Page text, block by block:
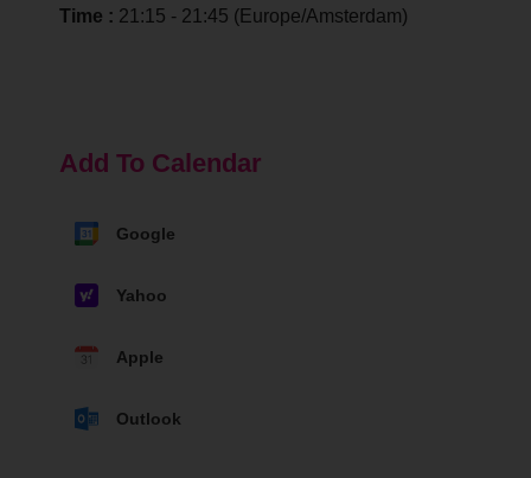
Time : 21:15 - 21:45 (Europe/Amsterdam)
Add To Calendar
Google
Yahoo
Apple
Outlook